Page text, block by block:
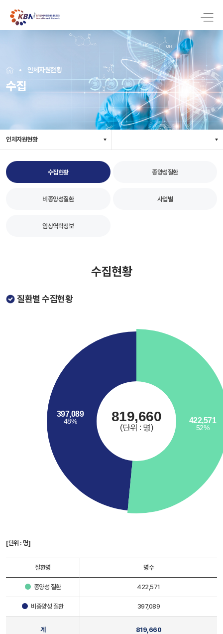
인체자원현황
수집
인체자원현황
수집현황 종양성질환
비종양성질환 사업별
임상역학정보
수집현황
질환별 수집현황
[단위 : 명]
질환명 명수
종양성 질환 422,571
비종양성 질환 397,089
계 819,660